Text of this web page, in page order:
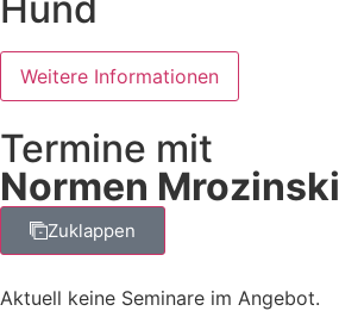
Weitere Informationen
Termine mit
Normen Mrozinski
Zuklappen
Aktuell keine Seminare im Angebot.